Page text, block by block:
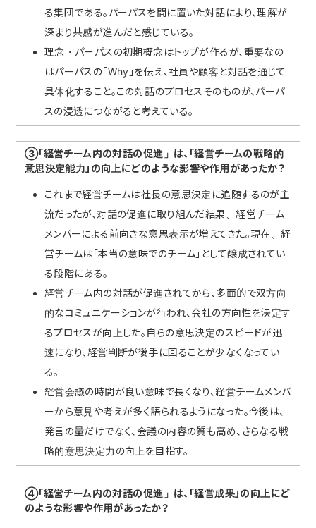
る集団である。パーパスを間に置いた対話により、理解が
深まり共感が進んだと感じている。
理念・パーパスの初期概念はトップが作るが、重要なの
はパーパスの「Why」を伝え、社員や顧客と対話を通じて
具体化すること。この対話のプロセスそのものが、パーパ
スの浸透につながると考えている。
③「経営チーム内の対話の促進」は、「経営チームの戦略的
意思決定能力」の向上にどのような影響や作用があったか？
これまで経営チームは社長の意思決定に追随するのが主
流だったが、対話の促進に取り組んだ結果、経営チーム
メンバーによる前向きな意思表示が増えてきた。現在、経
営チームは「本当の意味でのチーム」として醸成されてい
る段階にある。
経営チーム内の対話が促進されてから、多面的で双方向
的なコミュニケーションが行われ、会社の方向性を決定す
るプロセスが向上した。自らの意思決定のスピードが迅
速になり、経営判断が後手に回ることが少なくなってい
る。
経営会議の時間が良い意味で長くなり、経営チームメンバ
ーから意見や考えが多く語られるようになった。今後は、
発言の量だけでなく、会議の内容の質も高め、さらなる戦
略的意思決定力の向上を目指す。
④「経営チーム内の対話の促進」は、「経営成果」の向上にど
のような影響や作用があったか？